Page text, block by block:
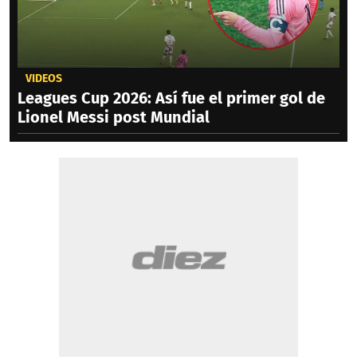
VIDEOS
Leagues Cup 2026: Así fue el primer gol de
Lionel Messi post Mundial